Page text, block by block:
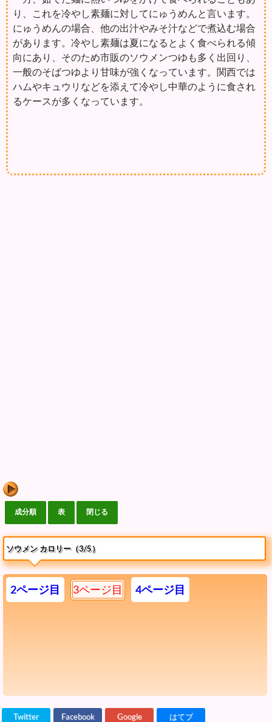
り、これを冷やし素麺に対してにゅうめんと言います。
にゅうめんの場合、他の出汁やみそ汁などで煮込む場合
があります。冷やし素麺は夏になるとよく食べられる傾
向にあり、そのため市販のソウメンつゆも多く出回り、
一般のそばつゆより甘味が強くなっています。関西では
ハムやキュウリなどを添えて冷やし中華のように食され
るケースが多くなっています。
ソウメン カロリー（3/5）
2ページ目 3ページ目 4ページ目
Twitter Facebook Google はてブ